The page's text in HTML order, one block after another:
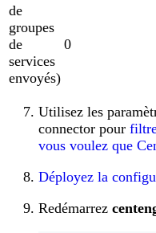
de
groupes
de
services
envoyés)
0
Utilisez les
connector pour
vous voulez que
Déployez la
Redémarrez